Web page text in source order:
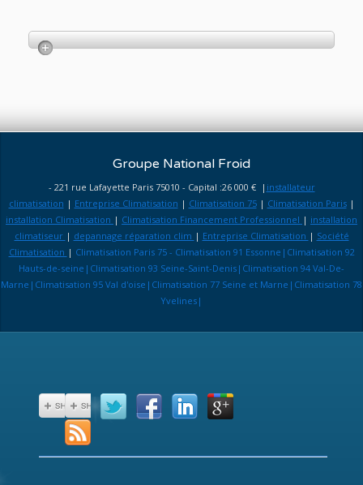
Groupe National Froid
- 221 rue Lafayette Paris 75010 - Capital :26 000 € | installateur
climatisation | Entreprise Climatisation | Climatisation 75| Climatisation Paris|
installation Climatisation | Climatisation Financement Professionnel | installation
climatiseur | depannage réparation clim | Entreprise Climatisation | Société
Climatisation | Climatisation Paris 75 - Climatisation 91 Essonne|Climatisation 92
Hauts-de-seine|Climatisation 93 Seine-Saint-Denis|Climatisation 94 Val-De-
Marne|Climatisation 95 Val d'oise|Climatisation 77 Seine et Marne|Climatisation 78
Yvelines|